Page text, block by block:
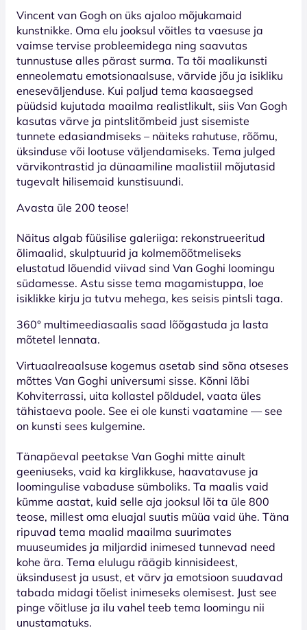
Vincent van Gogh on üks ajaloo mõjukamaid
kunstnikke. Oma elu jooksul võitles ta vaesuse ja
vaimse tervise probleemidega ning saavutas
tunnustuse alles pärast surma. Ta tõi maalikunsti
enneolematu emotsionaalsuse, värvide jõu ja isikliku
eneseväljenduse. Kui paljud tema kaasaegsed
püüdsid kujutada maailma realistlikult, siis Van Gogh
kasutas värve ja pintslitõmbeid just sisemiste
tunnete edasiandmiseks – näiteks rahutuse, rõõmu,
üksinduse või lootuse väljendamiseks. Tema julged
värvikontrastid ja dünaamiline maalistiil mõjutasid
tugevalt hilisemaid kunstisuundi.
Avasta üle 200 teose!
Näitus algab füüsilise galeriiga: rekonstrueeritud
õlimaalid, skulptuurid ja kolmemõõtmeliseks
elustatud lõuendid viivad sind Van Goghi loomingu
südamesse. Astu sisse tema magamistuppa, loe
isiklikke kirju ja tutvu mehega, kes seisis pintsli taga.
360° multimeediasaalis saad lõõgastuda ja lasta
mõtetel lennata.
Virtuaalreaalsuse kogemus asetab sind sõna otseses
mõttes Van Goghi universumi sisse. Kõnni läbi
Kohviterrassi, uita kollastel põldudel, vaata üles
tähistaeva poole. See ei ole kunsti vaatamine — see
on kunsti sees kulgemine.
Tänapäeval peetakse Van Goghi mitte ainult
geeniuseks, vaid ka kirglikkuse, haavatavuse ja
loomingulise vabaduse sümboliks. Ta maalis vaid
kümme aastat, kuid selle aja jooksul lõi ta üle 800
teose, millest oma eluajal suutis müüa vaid ühe. Täna
ripuvad tema maalid maailma suurimates
muuseumides ja miljardid inimesed tunnevad need
kohe ära. Tema elulugu räägib kinnisideest,
üksindusest ja usust, et värv ja emotsioon suudavad
tabada midagi tõelist inimeseks olemisest. Just see
pinge võitluse ja ilu vahel teeb tema loomingu nii
unustamatuks.